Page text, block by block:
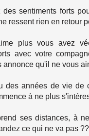
des sentiments forts
ressent rien en retour
plus vous avez
avec votre
annonce qu'il ne vous
des années de vie de
à ne plus
ses distances, à
ce qui ne va pas